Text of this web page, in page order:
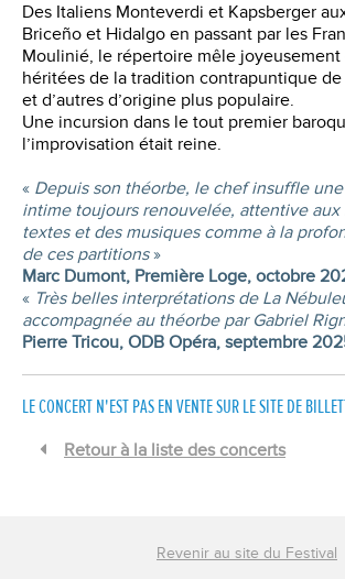
Des Italiens Monteverdi et Kapsberger
Briceño et Hidalgo en passant par les
Moulinié, le répertoire mêle joyeusement
héritées de la tradition contrapuntique de
et d’autres d’origine plus populaire.
Une incursion dans le tout premier
l’improvisation était reine.
« Depuis son théorbe, le chef insuffle
intime toujours renouvelée, attentive
textes et des musiques comme à la
de ces partitions»
Marc Dumont, Première Loge, octobre
« Très belles interprétations de La
accompagnée au théorbe par Gabriel
Pierre Tricou, ODB Opéra, septembre
LE CONCERT N'EST PAS EN VENTE SUR LE SITE DE
Retour à la liste des concerts
Revenir au site du Festival